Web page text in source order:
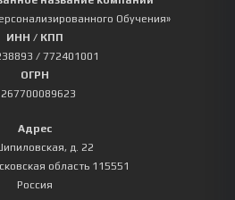
Обучения»
ИНН / КПП
/ 772401001
ОГРН
Адрес
д. 22
область 115551
Россия